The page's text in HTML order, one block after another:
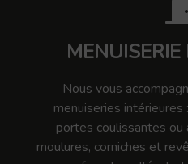
Nous vous
menuiseries
portes coulissantes ou
moulures, corniches et